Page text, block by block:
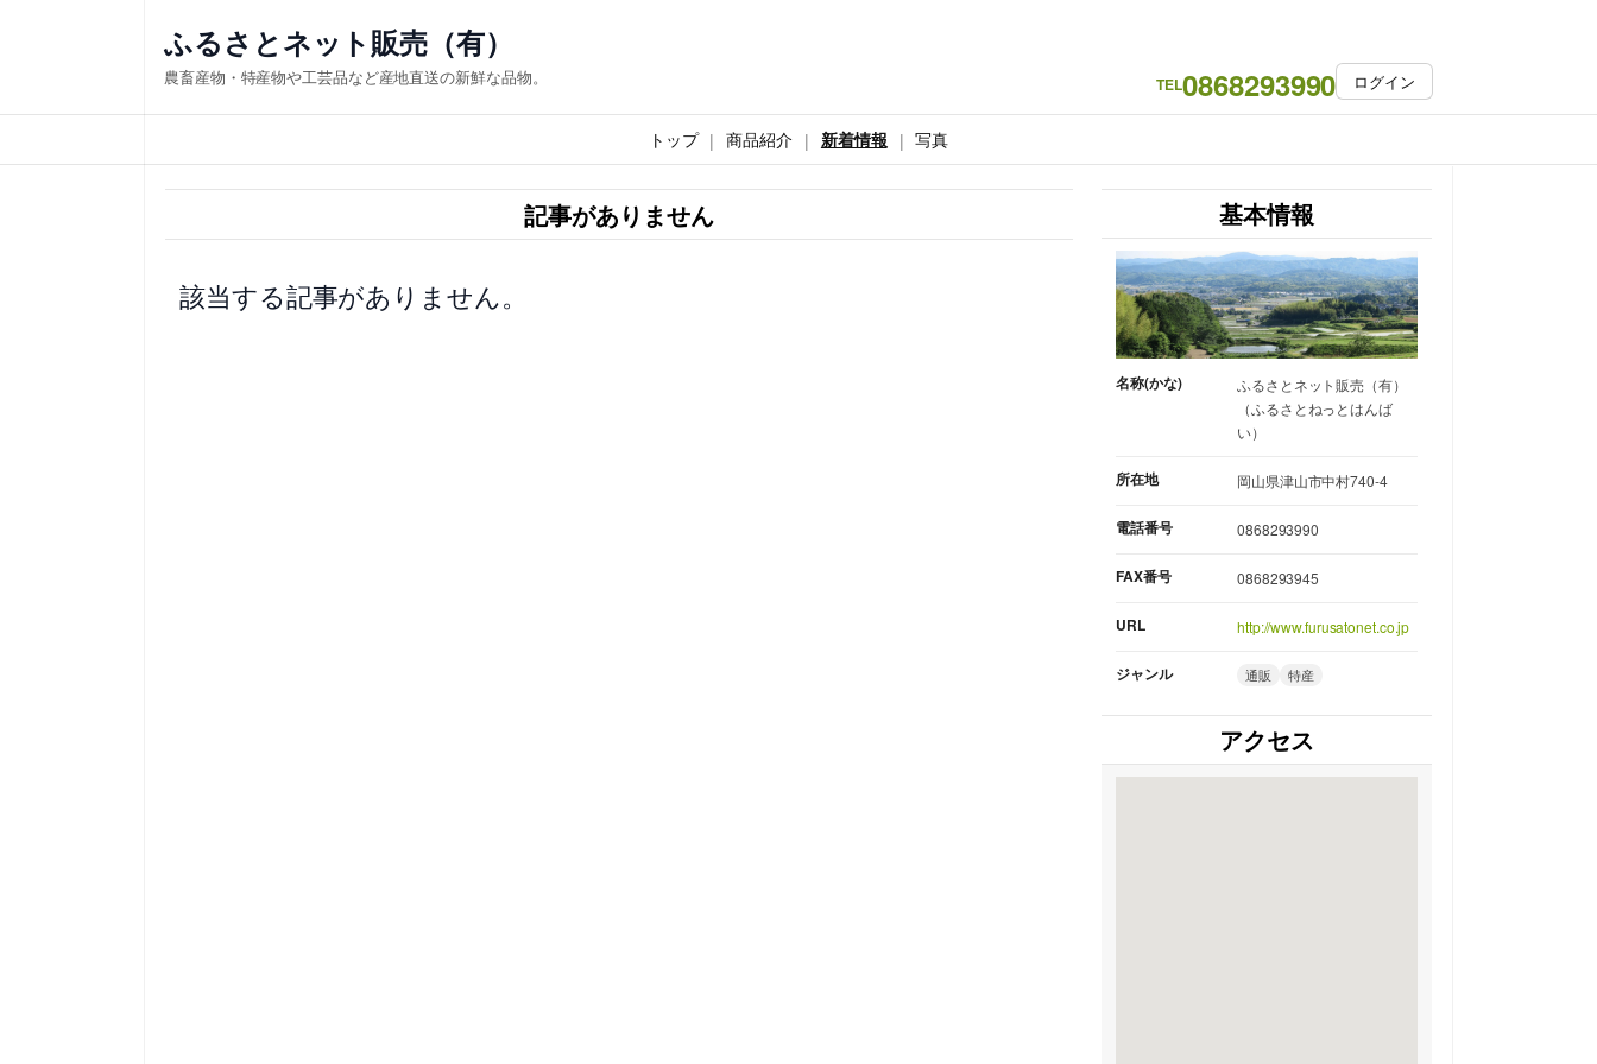
ス
キ
ふるさとネット販売（有）
農畜産物・特産物や工芸品など産地直送の新鮮な品物。 TEL0868293990 ログイン
トップ 商品紹介 新着情報 写真
記事がありません
該当する記事がありません。
基本情報
名称(かな)
ふるさとネット販売（有）
（ふるさとねっとはんば
い）
所在地 岡山県津山市中村740-4
電話番号 0868293990
FAX番号 0868293945
URL http://www.furusatonet.co.jp
ジャンル 通販 特産
アクセス